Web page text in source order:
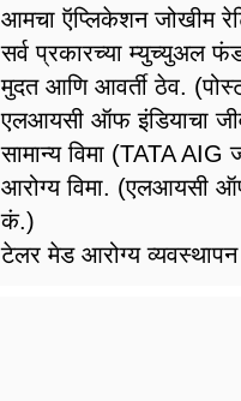
आमचा ऍप्लिकेशन जोखीम
सर्व प्रकारच्या म्युच्युअल
मुदत आणि आवर्ती ठेव.
एलआयसी ऑफ इंडियाचा
सामान्य विमा (TATA
आरोग्य विमा. (एलआयसी
कं.)
टेलर मेड आरोग्य